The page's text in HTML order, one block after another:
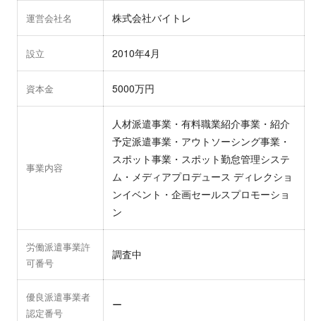
運営会社名 株式会社バイトレ
設立 2010年4月
資本金 5000万円
事業内容
人材派遣事業・有料職業紹介事業・紹介
予定派遣事業・アウトソーシング事業・
スポット事業・スポット勤怠管理システ
ム・メディアプロデュース ディレクショ
ンイベント・企画セールスプロモーショ
ン
労働派遣事業許
可番号
調査中
優良派遣事業者
認定番号
ー